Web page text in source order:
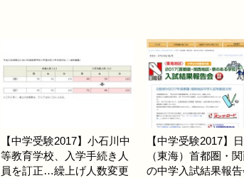
【中学受験2017】小石川中
等教育学校、入学手続き人
員を訂正…繰上げ人数変更
【中学受験2017】
（東海）首都圏・
の中学入試結果報